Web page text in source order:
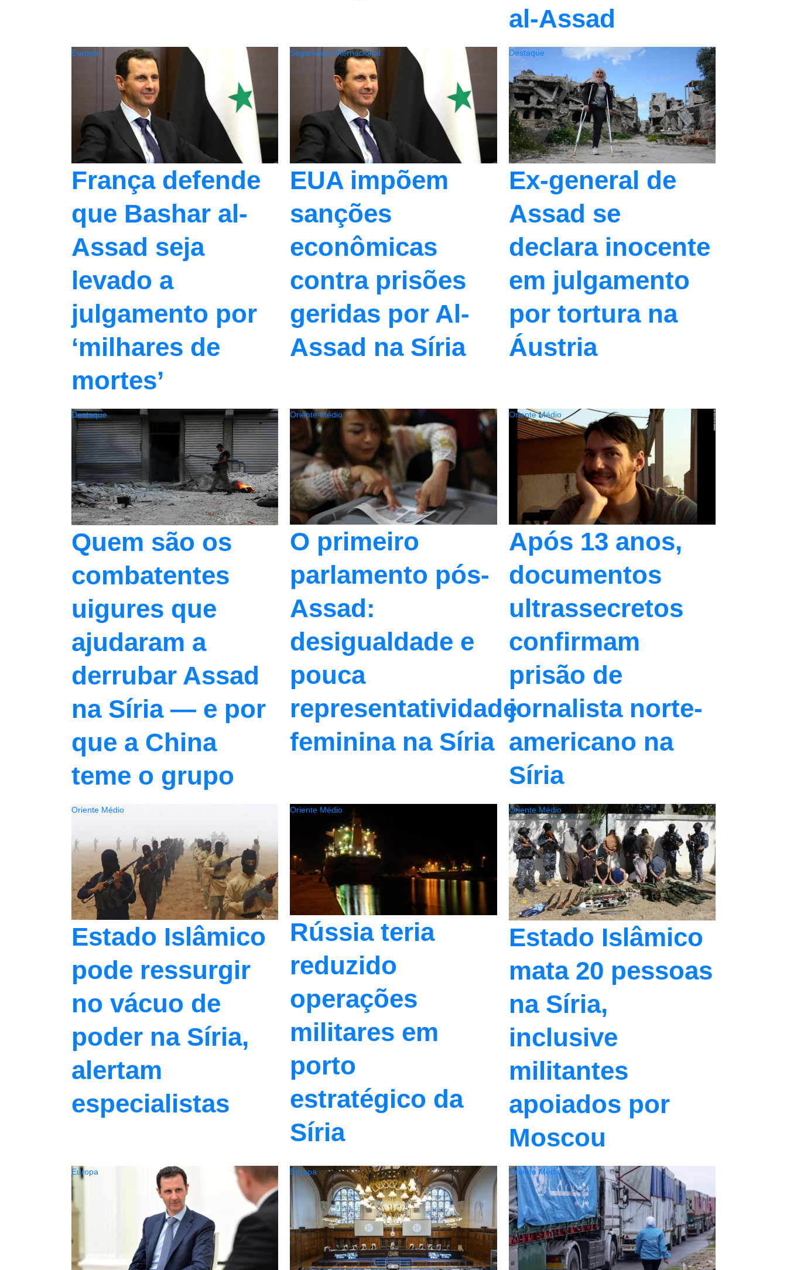
al-Assad
França defende
que Bashar al-
Assad seja
levado a
julgamento por
‘milhares de
mortes’
Europa
EUA impõem
sanções
econômicas
contra prisões
geridas por Al-
Assad na Síria
Segurança Internacional
Ex-general de
Assad se
declara inocente
em julgamento
por tortura na
Áustria
Destaque
Quem são os
combatentes
uigures que
ajudaram a
derrubar Assad
na Síria — e por
que a China
teme o grupo
Destaque
O primeiro
parlamento pós-
Assad:
desigualdade e
pouca
representatividade
feminina na Síria
Oriente Médio
Após 13 anos,
documentos
ultrassecretos
confirmam
prisão de
jornalista norte-
americano na
Síria
Oriente Médio
Estado Islâmico
pode ressurgir
no vácuo de
poder na Síria,
alertam
especialistas
Oriente Médio
Rússia teria
reduzido
operações
militares em
porto
estratégico da
Síria
Oriente Médio
Estado Islâmico
mata 20 pessoas
na Síria,
inclusive
militantes
apoiados por
Moscou
Oriente Médio
Europa Europa Oriente Médio